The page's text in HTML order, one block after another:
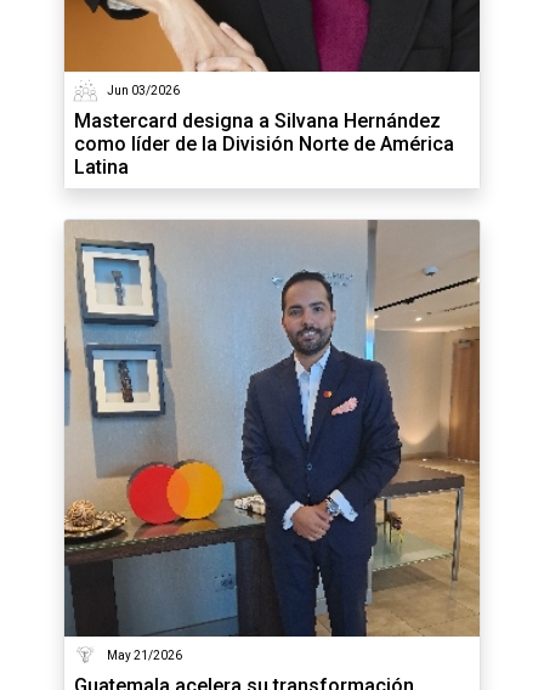
Jun 03/2026
Mastercard designa a Silvana Hernández
como líder de la División Norte de América
Latina
May 21/2026
Guatemala acelera su transformación